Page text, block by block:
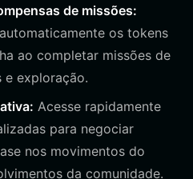
de missões:
os tokens
ao completar missões de
e exploração.
Acesse rapidamente
para negociar
nos movimentos do
da comunidade.